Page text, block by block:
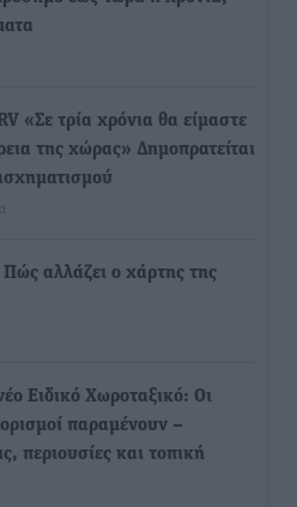
«Σε τρία χρόνια θα είμαστε
της χώρας» Δημοπρατείται
αλλάζει ο χάρτης της
Ειδικό Χωροταξικό: Οι
παραμένουν –
περιουσίες και τοπική